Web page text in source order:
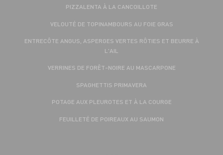
PIZZALENTA À LA CANCOILLOTE
VELOUTÉ DE TOPINAMBOURS AU FOIE GRAS
ENTRECÔTE ANGUS, ASPERGES VERTES RÔTIES ET BEURRE À
L'AIL
VERRINES DE FORÊT-NOIRE AU MASCARPONE
SPAGHETTIS PRIMAVERA
POTAGE AUX PLEUROTES ET À LA COURGE
FEUILLETÉ DE POIREAUX AU SAUMON